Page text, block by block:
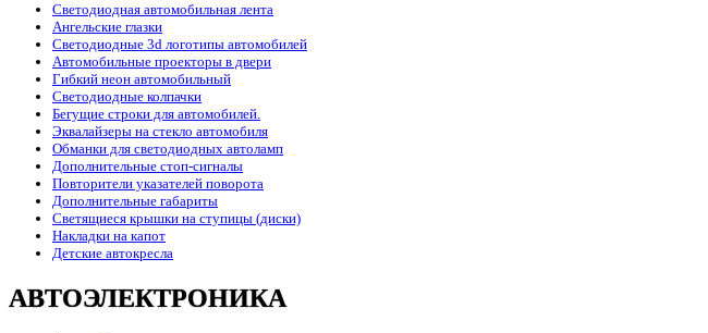
Светодиодная автомобильная лента
Ангельские глазки
Светодиодные 3d логотипы автомобилей
Автомобильные проекторы в двери
Гибкий неон автомобильный
Светодиодные колпачки
Бегущие строки для автомобилей.
Эквалайзеры на стекло автомобиля
Обманки для светодиодных автоламп
Дополнительные стоп-сигналы
Повторители указателей поворота
Дополнительные габариты
Светящиеся крышки на ступицы (диски)
Накладки на капот
Детские автокресла
АВТОЭЛЕКТРОНИКА